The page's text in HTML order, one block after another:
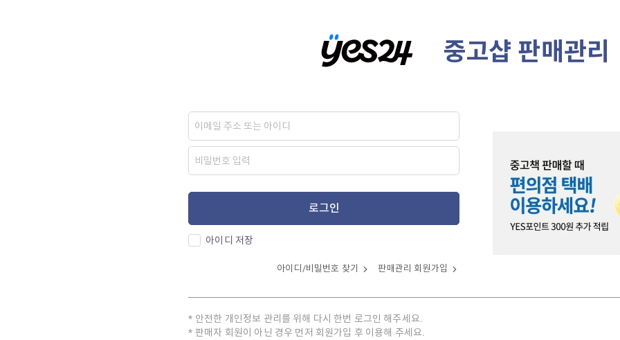
중고샵 판매관리
로그인
아이디 저장
아이디/비밀번호 찾기 판매관리 회원가입
안전한 개인정보 관리를 위해 다시 한번 로그인 해주세요.
판매자 회원이 아닌 경우 먼저 회원가입 후 이용해 주세요.